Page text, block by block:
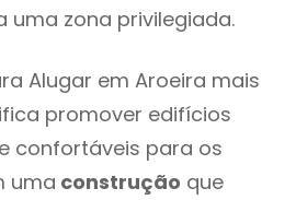
uma zona privilegiada.
Alugar em Aroeira mais
promover edifícios
confortáveis para os
uma construção que